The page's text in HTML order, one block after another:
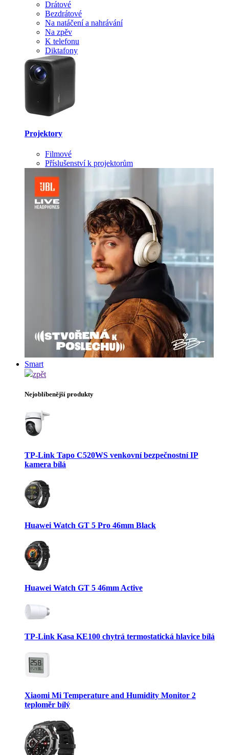
Drátové
Bezdrátové
Na natáčení a nahrávání
Na zpěv
K telefonu
Diktafony
Projektory
Filmové
Příslušenství k projektorům
Smart
zpět
Nejoblíbenější produkty
TP-Link Tapo C520WS venkovní bezpečnostní IP
kamera bílá
Huawei Watch GT 5 Pro 46mm Black
Huawei Watch GT 5 46mm Active
TP-Link Kasa KE100 chytrá termostatická hlavice bílá
Xiaomi Mi Temperature and Humidity Monitor 2
teploměr bílý